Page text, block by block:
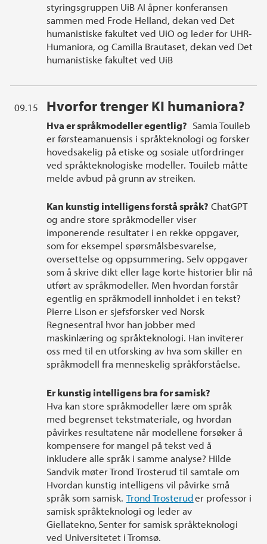
styringsgruppen UiB AI åpner konferansen
sammen med Frode Helland, dekan ved Det
humanistiske fakultet ved UiO og leder for UHR-
Humaniora, og Camilla Brautaset, dekan ved Det
humanistiske fakultet ved UiB
09.15 Hvorfor trenger KI humaniora?
Hva er språkmodeller egentlig? Samia Touileb
er førsteamanuensis i språkteknologi og forsker
hovedsakelig på etiske og sosiale utfordringer
ved språkteknologiske modeller. Touileb måtte
melde avbud på grunn av streiken.
Kan kunstig intelligens forstå språk? ChatGPT
og andre store språkmodeller viser
imponerende resultater i en rekke oppgaver,
som for eksempel spørsmålsbesvarelse,
oversettelse og oppsummering. Selv oppgaver
som å skrive dikt eller lage korte historier blir nå
utført av språkmodeller. Men hvordan forstår
egentlig en språkmodell innholdet i en tekst?
Pierre Lison er sjefsforsker ved Norsk
Regnesentral hvor han jobber med
maskinlæring og språkteknologi. Han inviterer
oss med til en utforsking av hva som skiller en
språkmodell fra menneskelig språkforståelse.
Er kunstig intelligens bra for samisk?
Hva kan store språkmodeller lære om språk
med begrenset tekstmateriale, og hvordan
påvirkes resultatene når modellene forsøker å
kompensere for mangel på tekst ved å
inkludere alle språk i samme analyse? Hilde
Sandvik møter Trond Trosterud til samtale om
Hvordan kunstig intelligens vil påvirke små
språk som samisk. Trond Trosteruder professor i
samisk språkteknologi og leder av
Giellatekno, Senter for samisk språkteknologi
ved Universitetet i Tromsø.